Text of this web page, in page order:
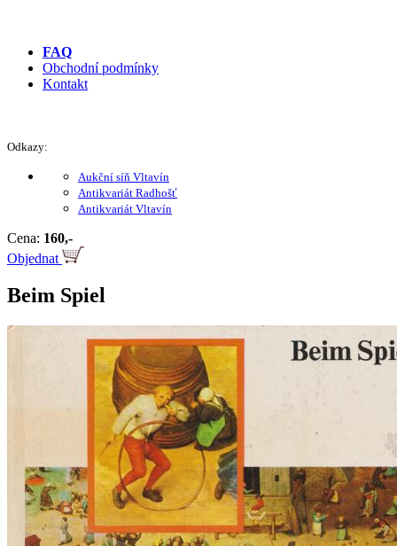
FAQ
Obchodní podmínky
Kontakt
Odkazy:
Aukční síň Vltavín
Antikvariát Radhošť
Antikvariát Vltavín
Cena: 160,-
Objednat
Beim Spiel